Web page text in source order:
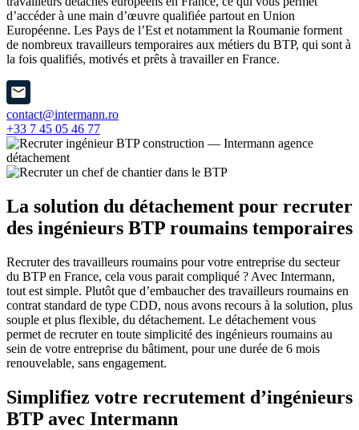
d’accéder à une main d’œuvre qualifiée partout en Union
Européenne. Les Pays de l’Est et notamment la Roumanie forment
de nombreux travailleurs temporaires aux métiers du BTP, qui sont à
la fois qualifiés, motivés et prêts à travailler en France.
contact@intermann.ro
+33 7 45 05 46 77
La solution du détachement pour recruter
des ingénieurs BTP roumains temporaires
Recruter des travailleurs roumains pour votre entreprise du secteur
du BTP en France, cela vous parait compliqué ? Avec Intermann,
tout est simple. Plutôt que d’embaucher des travailleurs roumains en
contrat standard de type CDD, nous avons recours à la solution, plus
souple et plus flexible, du détachement. Le détachement vous
permet de recruter en toute simplicité des ingénieurs roumains au
sein de votre entreprise du bâtiment, pour une durée de 6 mois
renouvelable, sans engagement.
Simplifiez votre recrutement d’ingénieurs
BTP avec Intermann